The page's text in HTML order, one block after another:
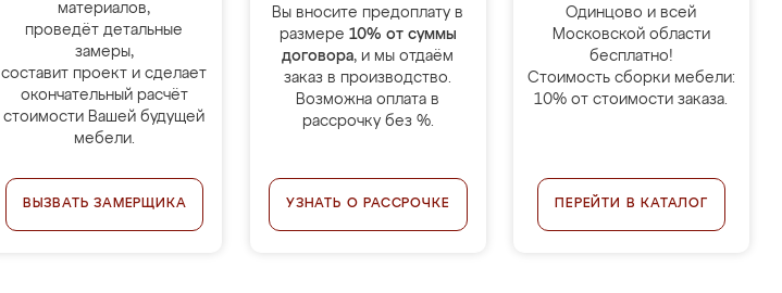
материалов,
проведёт детальные
замеры,
составит проект и сделает
окончательный расчёт
стоимости Вашей будущей
мебели.
ВЫЗВАТЬ ЗАМЕРЩИКА
Вы вносите предоплату в
размере 10% от суммы
договора, и мы отдаём
заказ в производство.
Возможна оплата в
рассрочку без %.
УЗНАТЬ О РАССРОЧКЕ
Одинцово и всей
Московской области
бесплатно!
Стоимость сборки мебели:
10% от стоимости заказа.
ПЕРЕЙТИ В КАТАЛОГ